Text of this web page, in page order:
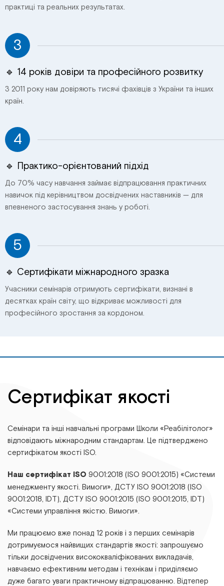
практиці та реальних результатах.
3
🔹 14 років довіри та професійного розвитку
З 2011 року нам довіряють тисячі фахівців з України та інших
країн.
4
🔹 Практико-орієнтований підхід
До 70% часу навчання займає відпрацювання практичних
навичок під керівництвом досвідчених наставників — для
впевненого застосування знань у роботі.
5
🔹 Сертифікати міжнародного зразка
Учасники семінарів отримують сертифікати, визнані в
десятках країн світу, що відкриває можливості для
професійного зростання за кордоном.
Сертифікат якості
Семінари та інші навчальні програми Школи «Реабілітолог»
відповідають міжнародним стандартам. Це підтверджено
сертифікатом якості ISO.
Наш сертифікат ISO 9001:2018 (ISO 9001:2015) «Системи
менеджменту якості. Вимоги», ДСТУ ІSО 9001:2018 (ІSО
9001:2018, ІDТ), ДСТУ ІSО 9001:2015 (ІSО 9001:2015, ІDТ)
«Системи управління якістю. Вимоги».
Ми працюємо вже понад 12 років і з перших семінарів
дотримуємося найвищих стандартів якості: запрошуємо
тільки досвідчених висококваліфікованих викладачів,
навчаємо ефективним методам і технікам і приділяємо
дуже багато уваги практичному відпрацюванню. Відтепер